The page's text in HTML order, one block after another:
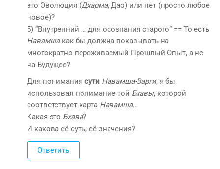
это Эволюция (Дхарма, Дао) или нет (просто любое
новое)?
5) “Внутренний … для осознания старого” == То есть
Навамшакак бы должна показывать на
многократно переживаемый Прошлый Опыт, а не
на Будущее?
Для понимания сути Навамша-Варги, я бы
использовал понимание той Бхавы, которой
соответствует карта Навамша…
Какая это Бхава?
И какова её суть, её значения?
Ответить